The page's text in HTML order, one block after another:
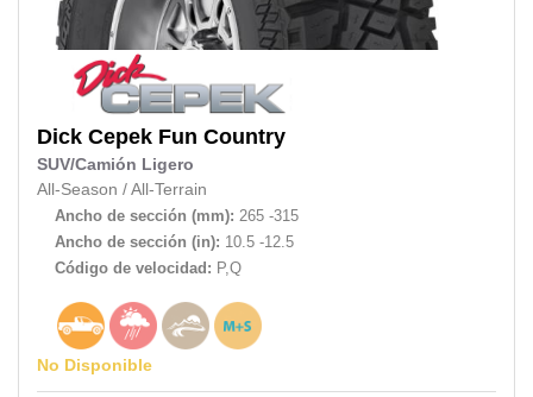
Dick Cepek Fun Country
SUV/Camión Ligero
All-Season / All-Terrain
Ancho de sección (mm): 265 -315
Ancho de sección (in): 10.5 -12.5
Código de velocidad: P,Q
No Disponible